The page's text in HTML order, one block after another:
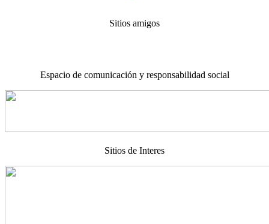
Sitios amigos
Espacio de comunicación y responsabilidad social
Sitios de Interes